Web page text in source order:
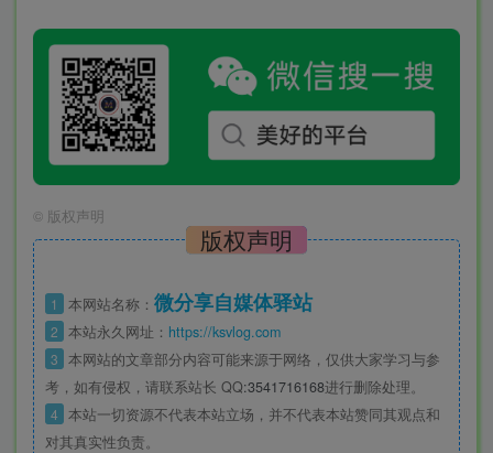
© 版权声明
版权声明
1 本网站名称： 微分享自媒体驿站
2 本站永久网址： https://ksvlog.com
3 本网站的文章部分内容可能来源于网络，仅供大家学习与参
考，如有侵权，请联系站长 QQ:3541716168进行删除处理。
4 本站一切资源不代表本站立场，并不代表本站赞同其观点和
对其真实性负责。